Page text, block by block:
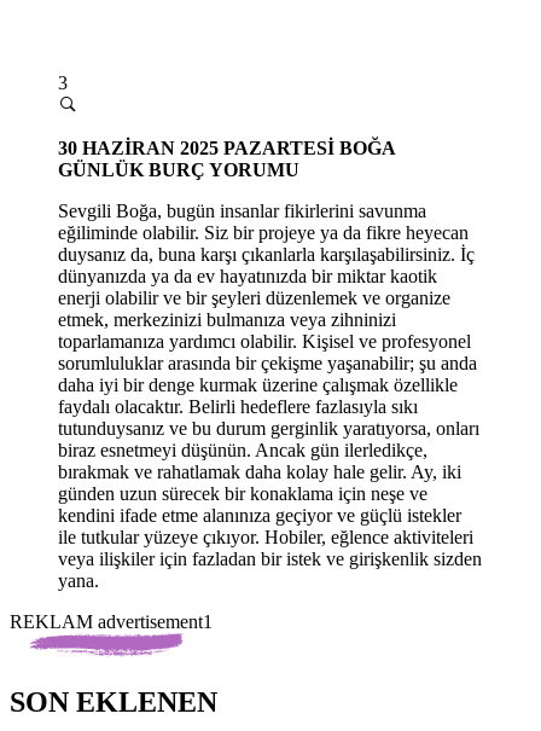
3
30 HAZİRAN 2025 PAZARTESİ BOĞA
GÜNLÜK BURÇ YORUMU
Sevgili Boğa, bugün insanlar fikirlerini savunma
eğiliminde olabilir. Siz bir projeye ya da fikre heyecan
duysanız da, buna karşı çıkanlarla karşılaşabilirsiniz. İç
dünyanızda ya da ev hayatınızda bir miktar kaotik
enerji olabilir ve bir şeyleri düzenlemek ve organize
etmek, merkezinizi bulmanıza veya zihninizi
toparlamanıza yardımcı olabilir. Kişisel ve profesyonel
sorumluluklar arasında bir çekişme yaşanabilir; şu anda
daha iyi bir denge kurmak üzerine çalışmak özellikle
faydalı olacaktır. Belirli hedeflere fazlasıyla sıkı
tutunduysanız ve bu durum gerginlik yaratıyorsa, onları
biraz esnetmeyi düşünün. Ancak gün ilerledikçe,
bırakmak ve rahatlamak daha kolay hale gelir. Ay, iki
günden uzun sürecek bir konaklama için neşe ve
kendini ifade etme alanınıza geçiyor ve güçlü istekler
ile tutkular yüzeye çıkıyor. Hobiler, eğlence aktiviteleri
veya ilişkiler için fazladan bir istek ve girişkenlik sizden
yana.
REKLAM advertisement1
SON EKLENEN